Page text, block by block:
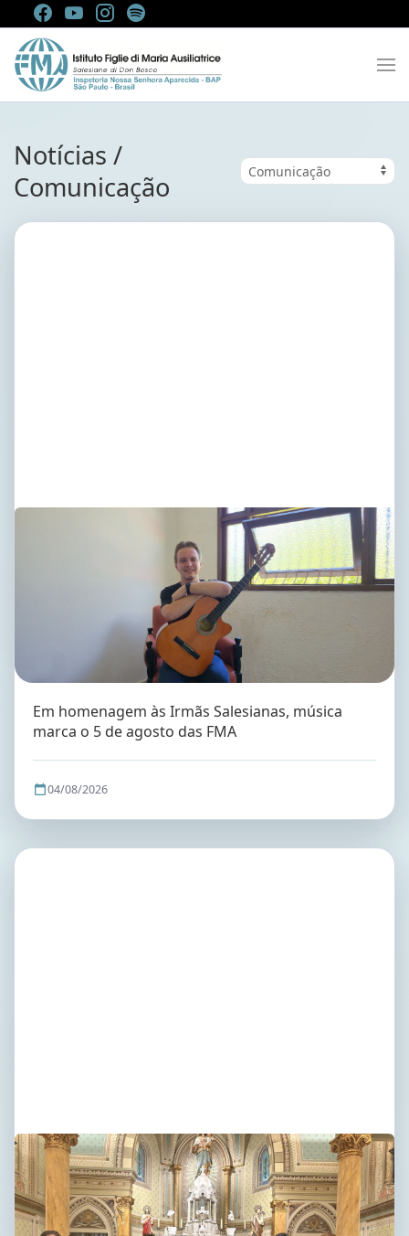
Notícias /
Comunicação
Em homenagem às Irmãs Salesianas, música
marca o 5 de agosto das FMA
04/08/2026